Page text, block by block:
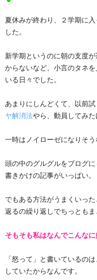
夏休みが終わり、２学期に
した。
新学期というのに朝の支度
からないなど、小言のタネ
いる日々でした。
あまりにしんどくて、以前試
ヤ解消法やら、動員してみ
一時はノイローゼになりそう
頭の中のグルグルをブログ
書きかけの記事がいっぱい。
でもある方法がうまくいっ
返るの繰り返しでちっとも
そもそも私はなんでこんな
「怒って」と書いているの
していたからなんです。